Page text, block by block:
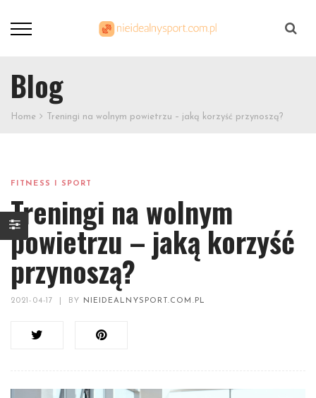
Blog
Home Treningi na wolnym powietrzu – jaką korzyść przynoszą?
FITNESS I SPORT
Treningi na wolnym
powietrzu – jaką korzyść
przynoszą?
2021-04-17 BY NIEIDEALNYSPORT.COM.PL